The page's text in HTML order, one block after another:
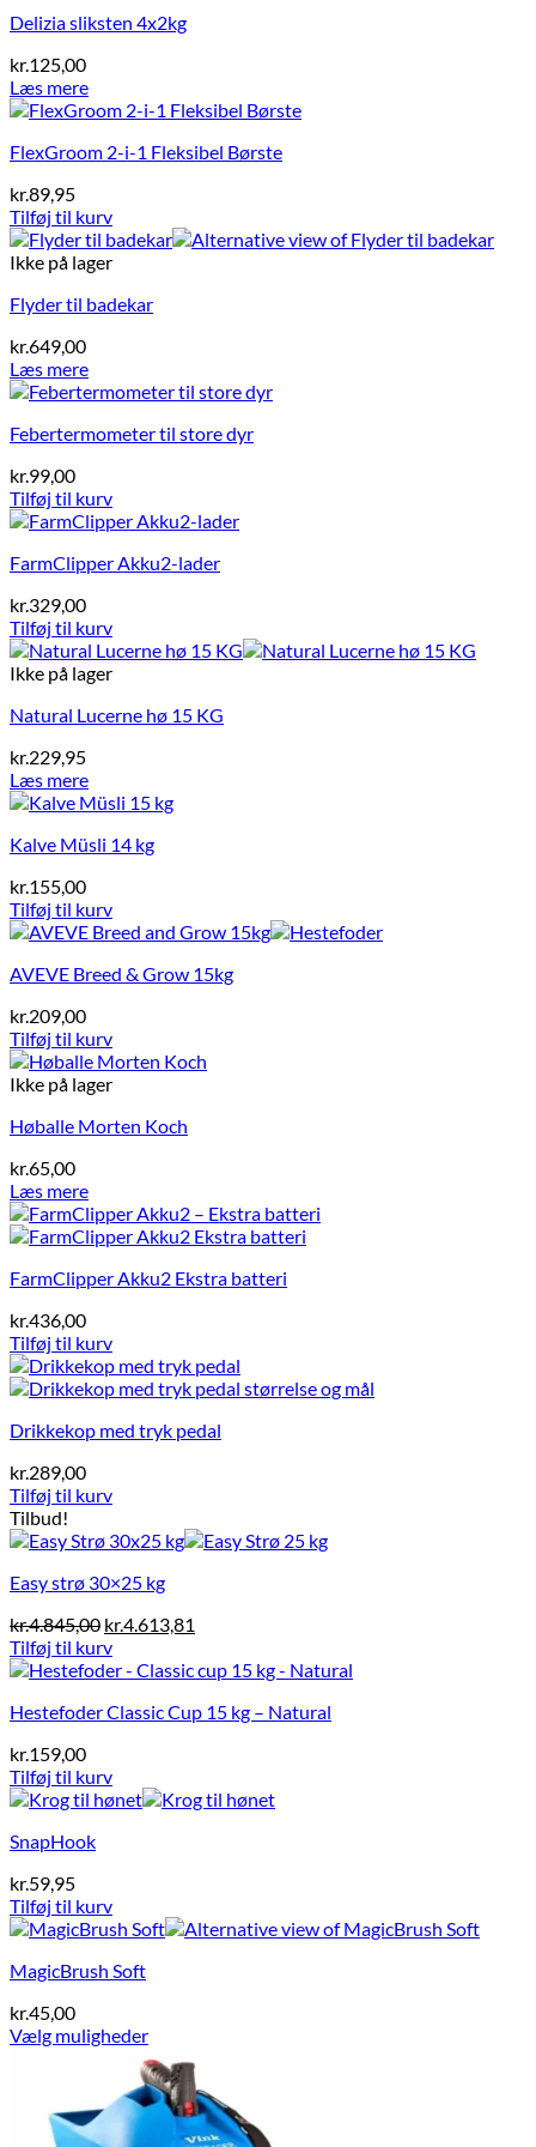
Delizia sliksten 4x2kg
kr.125,00
Læs mere
FlexGroom 2-i-1 Fleksibel Børste
kr.89,95
Tilføj til kurv
Ikke på lager
Flyder til badekar
kr.649,00
Læs mere
Febertermometer til store dyr
kr.99,00
Tilføj til kurv
FarmClipper Akku2-lader
kr.329,00
Tilføj til kurv
Ikke på lager
Natural Lucerne hø 15 KG
kr.229,95
Læs mere
Kalve Müsli 14 kg
kr.155,00
Tilføj til kurv
AVEVE Breed & Grow 15kg
kr.209,00
Tilføj til kurv
Ikke på lager
Høballe Morten Koch
kr.65,00
Læs mere
FarmClipper Akku2 Ekstra batteri
kr.436,00
Tilføj til kurv
Drikkekop med tryk pedal
kr.289,00
Tilføj til kurv
Tilbud!
Easy strø 30×25 kg
kr.4.845,00 Den
oprindelige
pris
kr.4.845,00.
kr.4.613,81
pris
kr.4.613,81.
Tilføj til kurv
Hestefoder Classic Cup 15 kg – Natural
kr.159,00
Tilføj til kurv
SnapHook
kr.59,95
Tilføj til kurv
MagicBrush Soft
kr.45,00
Vælg muligheder